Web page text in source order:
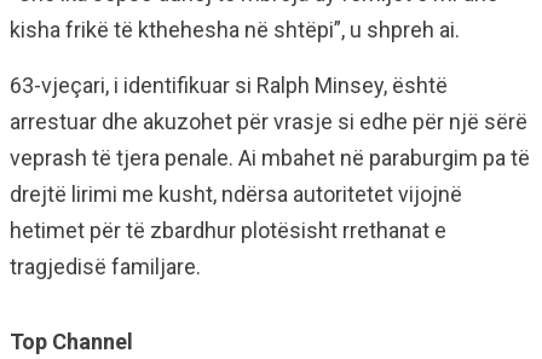
kisha frikë të kthehesha në shtëpi”, u shpreh ai.
63-vjeçari, i identifikuar si Ralph Minsey, është
arrestuar dhe akuzohet për vrasje si edhe për një sërë
veprash të tjera penale. Ai mbahet në paraburgim pa të
drejtë lirimi me kusht, ndërsa autoritetet vijojnë
hetimet për të zbardhur plotësisht rrethanat e
tragjedisë familjare.
Top Channel